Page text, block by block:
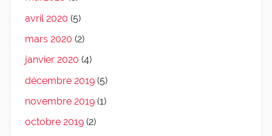
avril 2020 (5)
mars 2020 (2)
janvier 2020 (4)
décembre 2019 (5)
novembre 2019 (1)
octobre 2019 (2)